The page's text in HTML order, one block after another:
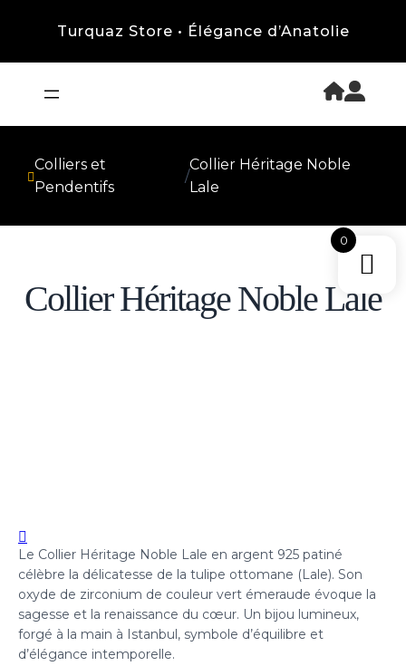
Turquaz Store • Élégance d’Anatolie
Colliers et
Pendentifs
/
Collier Héritage Noble
Lale
Collier Héritage Noble Lale
Le Collier Héritage Noble Lale en argent 925 patiné
célèbre la délicatesse de la tulipe ottomane (Lale). Son
oxyde de zirconium de couleur vert émeraude évoque la
sagesse et la renaissance du cœur. Un bijou lumineux,
forgé à la main à Istanbul, symbole d’équilibre et
d’élégance intemporelle.
0